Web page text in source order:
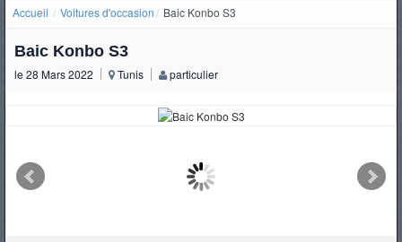
Accueil Voitures d'occasion Baic Konbo S3
Baic Konbo S3
le 28 Mars 2022 Tunis particulier
D'OCCASION
PNEUS